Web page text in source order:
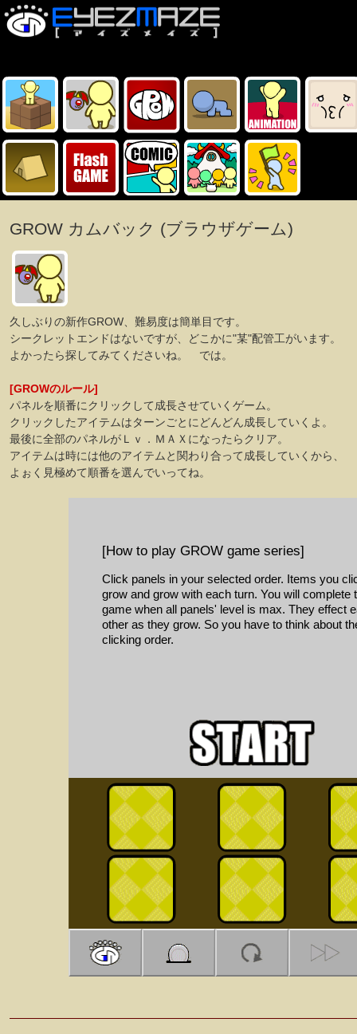
GROW カムバック (ブラウザゲーム)
久しぶりの新作GROW、難易度は簡単目です。
シークレットエンドはないですが、どこかに"某"配管工がいます。
よかったら探してみてくださいね。 では。
[GROWのルール]
パネルを順番にクリックして成長させていくゲーム。
クリックしたアイテムはターンごとにどんどん成長していくよ。
最後に全部のパネルがＬｖ．ＭＡＸになったらクリア。
アイテムは時には他のアイテムと関わり合って成長していくから、
よぉく見極めて順番を選んでいってね。